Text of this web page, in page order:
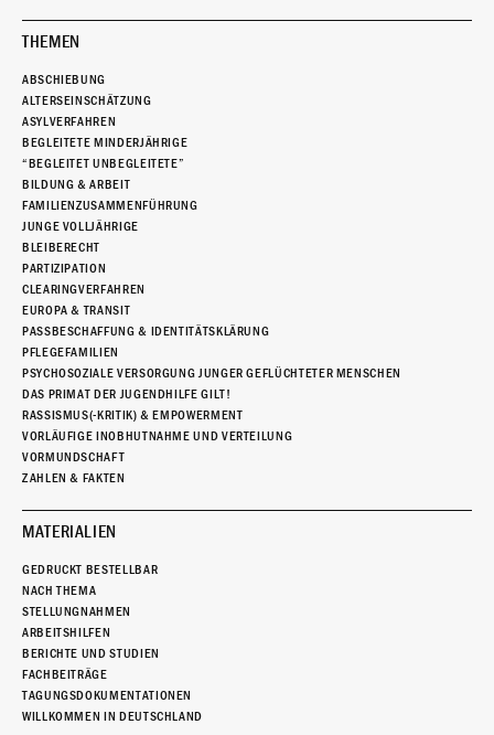
THEMEN
ABSCHIEBUNG
ALTERSEINSCHÄTZUNG
ASYLVERFAHREN
BEGLEITETE MINDERJÄHRIGE
“BEGLEITET UNBEGLEITETE”
BILDUNG & ARBEIT
FAMILIENZUSAMMENFÜHRUNG
JUNGE VOLLJÄHRIGE
BLEIBERECHT
PARTIZIPATION
CLEARINGVERFAHREN
EUROPA & TRANSIT
PASSBESCHAFFUNG & IDENTITÄTSKLÄRUNG
PFLEGEFAMILIEN
PSYCHOSOZIALE VERSORGUNG JUNGER GEFLÜCHTETER MENSCHEN
DAS PRIMAT DER JUGENDHILFE GILT!
RASSISMUS(-KRITIK) & EMPOWERMENT
VORLÄUFIGE INOBHUTNAHME UND VERTEILUNG
VORMUNDSCHAFT
ZAHLEN & FAKTEN
MATERIALIEN
GEDRUCKT BESTELLBAR
NACH THEMA
STELLUNGNAHMEN
ARBEITSHILFEN
BERICHTE UND STUDIEN
FACHBEITRÄGE
TAGUNGSDOKUMENTATIONEN
WILLKOMMEN IN DEUTSCHLAND